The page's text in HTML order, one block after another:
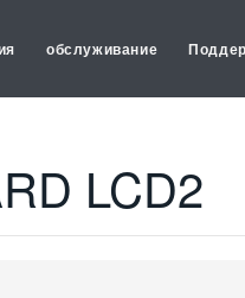
обслуживание
LCD2